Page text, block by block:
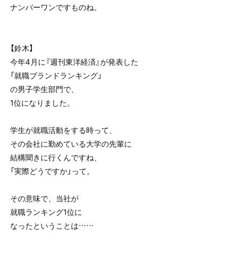
ナンバーワンですものね。
【鈴木】
今年4月に『週刊東洋経済』が発表した
「就職ブランドランキング」
の男子学生部門で、
1位になりました。
学生が就職活動をする時って、
その会社に勤めている大学の先輩に
結構聞きに行くんですね、
「実際どうですか」って。
その意味で、当社が
就職ランキング1位に
なったということは……